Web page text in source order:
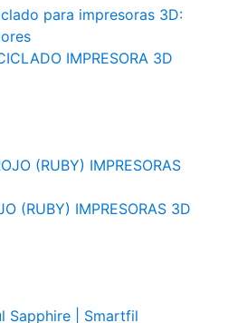
IMPRESORA 3D
(RUBY) IMPRESORAS 3D